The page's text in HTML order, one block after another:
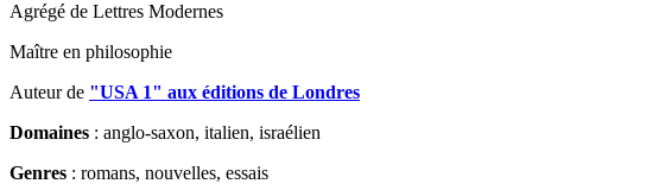
Agrégé de Lettres Modernes
Maître en philosophie
Auteur de "USA 1" aux éditions de Londres
Domaines : anglo-saxon, italien, israélien
Genres : romans, nouvelles, essais